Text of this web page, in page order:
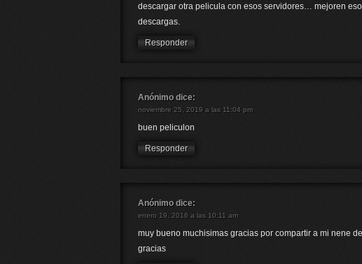
descargar otra pelicula con esos servidores… mejoren
descargas.
Responder
Anónimo dice:
noviembre 25, 2019 a las 11:04 pm
buen peliculon
Responder
Anónimo dice:
enero 19, 2016 a las 10:11 am
muy bueno muchisimas gracias por compartir a mi nene
gracias